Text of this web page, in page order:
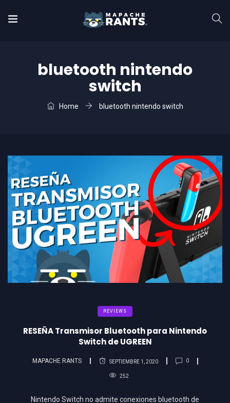
bluetooth nintendo
switch
Home bluetooth nintendo switch
REVIEWS
RESEÑA Transmisor Bluetooth para Nintendo
Switch de UGREEN
MAPACHE RANTS SEPTIEMBRE 1, 2020 0
252
Nintendo Switch no admite conexiones bluetooth de